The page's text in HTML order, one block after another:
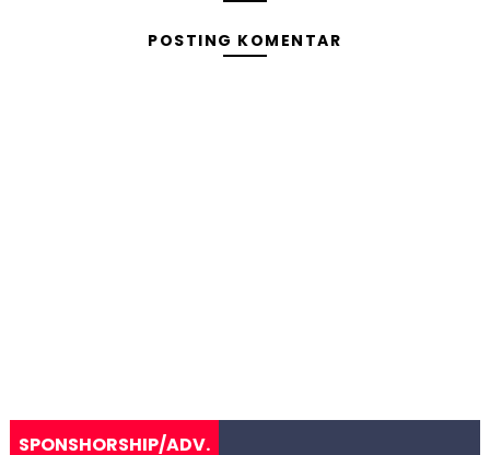
POSTING KOMENTAR
SPONSHORSHIP/ADV.